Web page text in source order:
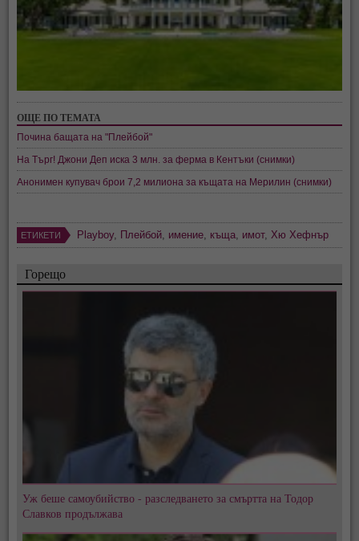
ОЩЕ ПО ТЕМАТА
Почина бащата на "Плейбой"
На Търг! Джони Деп иска 3 млн. за ферма в Кентъки (снимки)
Анонимен купувач брои 7,2 милиона за къщата на Мерилин (снимки)
ЕТИКЕТИ Playboy, Плейбой имение къща имот, Хю Хефнър
Горещо
Уж беше самоубийство - разследването за смъртта на Тодор
Славков продължава